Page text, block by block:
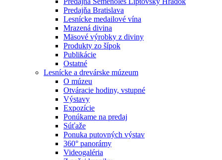
Predajňa Bratislava
Lesnícke medailové vína
Mrazená divina
Mäsové výrobky z diviny
Produkty zo šípok
Publikácie
Ostatné
Lesnícke a drevárske múzeum
O múzeu
Otváracie hodiny, vstupné
Výstavy
Expozície
Ponúkame na predaj
Súťaže
Ponuka putovných výstav
360° panorámy
Videogaléria